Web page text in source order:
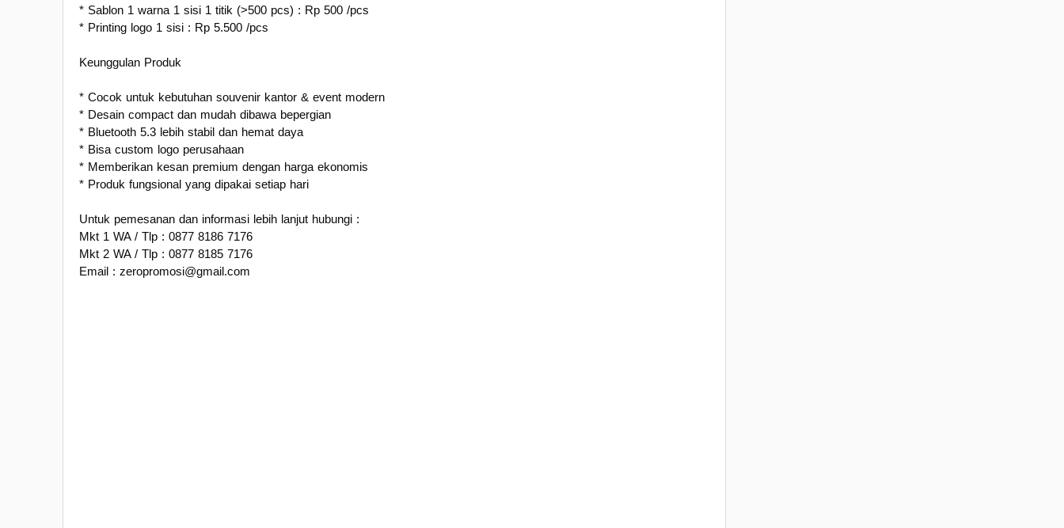
* Sablon 1 warna 1 sisi 1 titik (>500 pcs) : Rp 500 /pcs
* Printing logo 1 sisi : Rp 5.500 /pcs
Keunggulan Produk
* Cocok untuk kebutuhan souvenir kantor & event modern
* Desain compact dan mudah dibawa bepergian
* Bluetooth 5.3 lebih stabil dan hemat daya
* Bisa custom logo perusahaan
* Memberikan kesan premium dengan harga ekonomis
* Produk fungsional yang dipakai setiap hari
Untuk pemesanan dan informasi lebih lanjut hubungi :
Mkt 1 WA / Tlp : 0877 8186 7176
Mkt 2 WA / Tlp : 0877 8185 7176
Email : zeropromosi@gmail.com